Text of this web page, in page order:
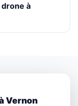
à
Vernon